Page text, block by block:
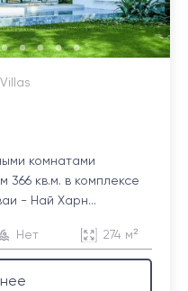
комнатами
366 кв.м. в комплексе
- Най Харн...
Нет 274 м²